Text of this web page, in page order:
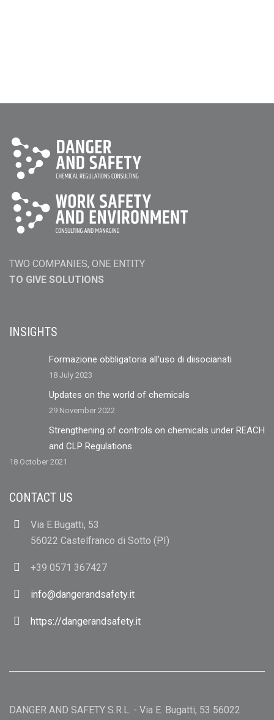
TWO COMPANIES, ONE ENTITY
TO GIVE SOLUTIONS
INSIGHTS
Formazione obbligatoria all’uso di diisocianati
18 July 2023
Updates on the world of chemicals
29 November 2022
Strengthening of controls on chemicals under REACH
and CLP Regulations
18 October 2021
CONTACT US
Via E.Bugatti, 53
56022 Castelfranco di Sotto (PI)
+39 0571 367427
info@dangerandsafety.it
https://dangerandsafety.it
DANGER AND SAFETY S.R.L. - Via E. Bugatti, 53 56022